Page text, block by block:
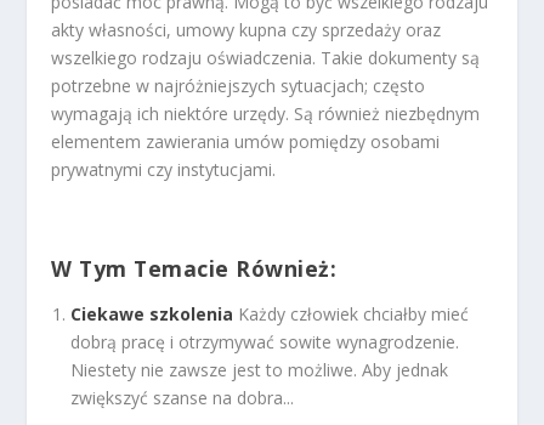
akty własności, umowy kupna czy sprzedaży oraz
wszelkiego rodzaju oświadczenia. Takie dokumenty są
potrzebne w najróżniejszych sytuacjach; często
wymagają ich niektóre urzędy. Są również niezbędnym
elementem zawierania umów pomiędzy osobami
prywatnymi czy instytucjami.
W Tym Temacie Również:
Ciekawe szkolenia Każdy człowiek chciałby mieć
dobrą pracę i otrzymywać sowite wynagrodzenie.
Niestety nie zawsze jest to możliwe. Aby jednak
zwiększyć szanse na dobra...